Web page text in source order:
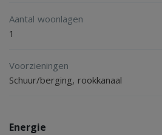
Aantal woonlagen
1
Voorzieningen
Schuur/berging, rookkanaal
Energie